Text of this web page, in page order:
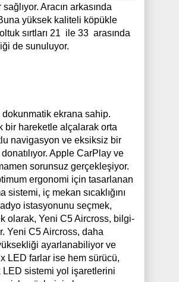
Aracın arkasında
yüksek kaliteli köpükle
sırtları 21 ile 33 arasında
de sunuluyor.
ekrana sahip.
bir hareketle alçalarak orta
navigasyon ve eksiksiz bir
Apple CarPlay ve
sorunsuz gerçekleşiyor.
ergonomi için tasarlanan
iç mekan sıcaklığını
istasyonunu seçmek,
olarak, Yeni C5 Aircross, bilgi-
Yeni C5 Aircross, daha
ayarlanabiliyor ve
LED farlar ise hem sürücü,
LED sistemi yol işaretlerini